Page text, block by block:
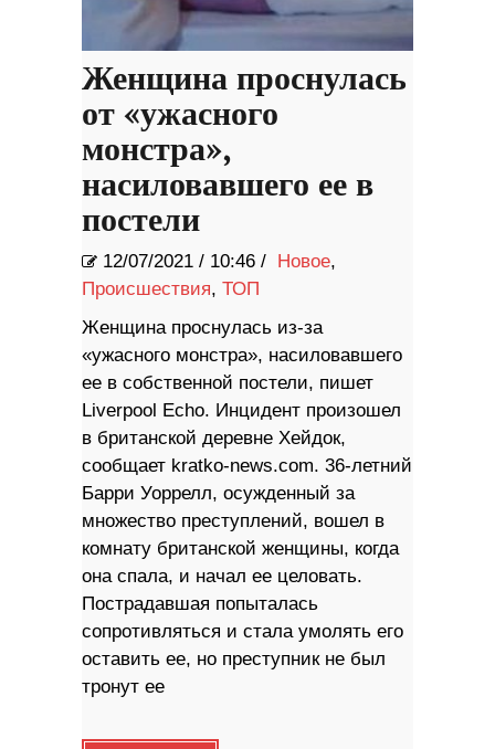
Женщина проснулась
от «ужасного
монстра»,
насиловавшего ее в
постели
12/07/2021 / 10:46 / Новое,
Происшествия, ТОП
Женщина проснулась из-за
«ужасного монстра», насиловавшего
ее в собственной постели, пишет
Liverpool Echo. Инцидент произошел
в британской деревне Хейдок,
сообщает kratko-news.com. 36-летний
Барри Уоррелл, осужденный за
множество преступлений, вошел в
комнату британской женщины, когда
она спала, и начал ее целовать.
Пострадавшая попыталась
сопротивляться и стала умолять его
оставить ее, но преступник не был
тронут ее